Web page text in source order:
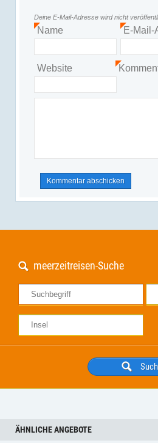
Deine E-Mail-Adresse wird nicht
Name
*
E-Mail-
*
Website
*
meerzeitreisen-Suche
ÄHNLICHE ANGEBOTE